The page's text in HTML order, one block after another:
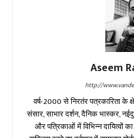
Aseem
http://
वर्ष-2000 से निरतंर पत्रकारिता के
संसार, साभार दर्शन, दैनिक भास्कर,
और पत्रिकाओं में विभिन्न दायित्वों